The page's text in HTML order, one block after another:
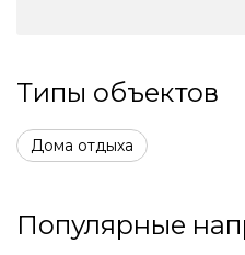
Типы объектов
Дома отдыха
Популярные